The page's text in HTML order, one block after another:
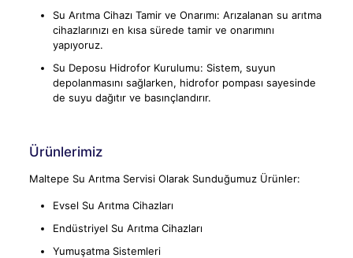
Su Arıtma Cihazı Tamir ve Onarımı: Arızalanan su arıtma
cihazlarınızı en kısa sürede tamir ve onarımını
yapıyoruz.
Su Deposu Hidrofor Kurulumu: Sistem, suyun
depolanmasını sağlarken, hidrofor pompası sayesinde
de suyu dağıtır ve basınçlandırır.
Ürünlerimiz
Maltepe Su Arıtma Servisi Olarak Sunduğumuz Ürünler:
Evsel Su Arıtma Cihazları
Endüstriyel Su Arıtma Cihazları
Yumuşatma Sistemleri